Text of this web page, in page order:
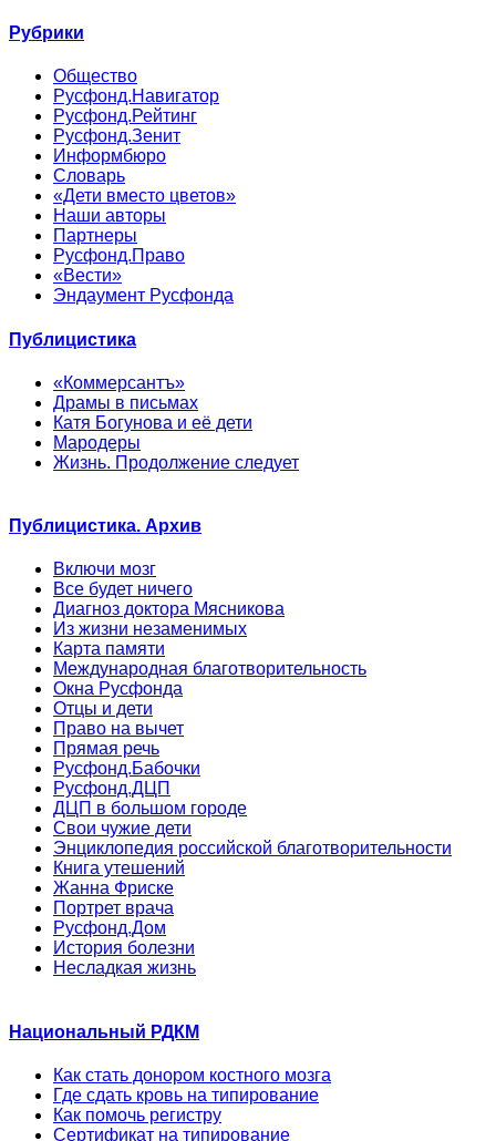
Рубрики
Общество
Русфонд.Навигатор
Русфонд.Рейтинг
Русфонд.Зенит
Информбюро
Словарь
«Дети вместо цветов»
Наши авторы
Партнеры
Русфонд.Право
«Вести»
Эндаумент Русфонда
Публицистика
«Коммерсантъ»
Драмы в письмах
Катя Богунова и её дети
Мародеры
Жизнь. Продолжение следует
Публицистика. Архив
Включи мозг
Все будет ничего
Диагноз доктора Мясникова
Из жизни незаменимых
Карта памяти
Международная благотворительность
Окна Русфонда
Отцы и дети
Право на вычет
Прямая речь
Русфонд.Бабочки
Русфонд.ДЦП
ДЦП в большом городе
Свои чужие дети
Энциклопедия российской благотворительности
Книга утешений
Жанна Фриске
Портрет врача
Русфонд.Дом
История болезни
Несладкая жизнь
Национальный РДКМ
Как стать донором костного мозга
Где сдать кровь на типирование
Как помочь регистру
Сертификат на типирование